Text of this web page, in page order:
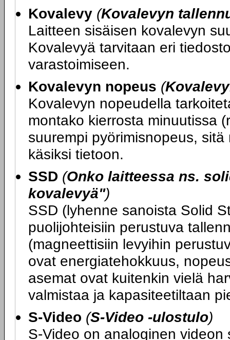
Kovalevy (Kovalevyn
Laitteen sisäisen kovalevyn
Kovalevyä tarvitaan eri
varastoimiseen.
Kovalevyn nopeus (
Kovalevyn nopeudella
montako kierrosta minuutissa
suurempi pyörimisnopeus,
käsiksi tietoon.
SSD (Onko laitteessa ns.
kovalevyä")
SSD (lyhenne sanoista Solid
puolijohteisiin perustuva
(magneettisiin levyihin
ovat energiatehokkuus,
asemat ovat kuitenkin vielä
valmistaa ja kapasiteetiltaan
S-Video (S-Video -ulostulo)
S-Video on analoginen